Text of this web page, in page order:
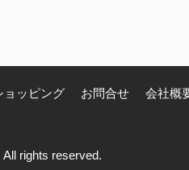
ョッピング お問合せ 会社概
rights reserved.